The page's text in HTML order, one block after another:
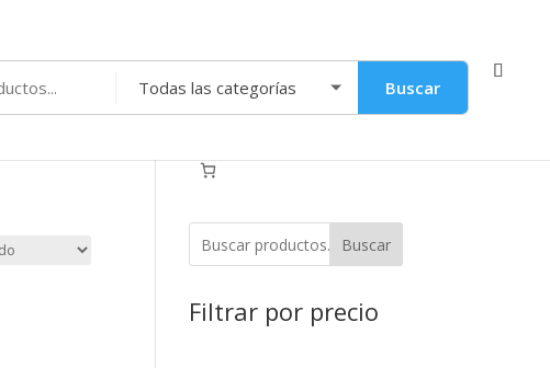
Buscar
Buscar
Filtrar por precio